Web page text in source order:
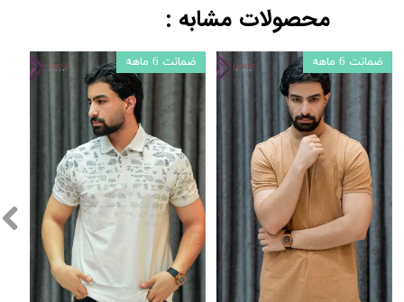
ضمانت 6 ماهه ضمانت 6 ماهه
محصولات مشابه :